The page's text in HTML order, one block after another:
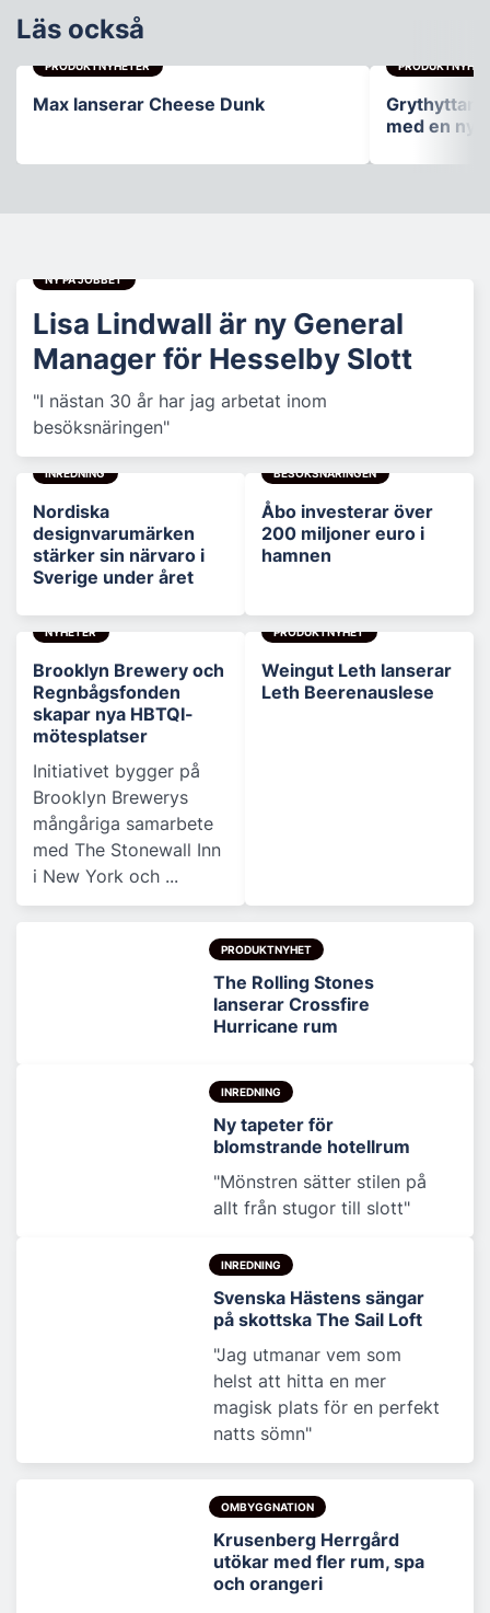
Läs också
PRODUKTNYHETER
Max lanserar Cheese Dunk
Grythyttan
med en ny
NY PÅ JOBBET
Lisa Lindwall är ny General
Manager för Hesselby Slott
"I nästan 30 år har jag arbetat inom
besöksnäringen"
INREDNING
Nordiska
designvarumärken
stärker sin närvaro i
Sverige under året
BESÖKSNÄRINGEN
Åbo investerar över
200 miljoner euro i
hamnen
NYHETER
Brooklyn Brewery och
Regnbågsfonden
skapar nya HBTQI-
mötesplatser
Initiativet bygger på
Brooklyn Brewerys
mångåriga samarbete
med The Stonewall Inn
i New York och ...
PRODUKTNYHET
Weingut Leth lanserar
Leth Beerenauslese
PRODUKTNYHET
The Rolling Stones
lanserar Crossfire
Hurricane rum
INREDNING
Ny tapeter för
blomstrande hotellrum
"Mönstren sätter stilen på
allt från stugor till slott"
INREDNING
Svenska Hästens sängar
på skottska The Sail Loft
"Jag utmanar vem som
helst att hitta en mer
magisk plats för en perfekt
natts sömn"
OMBYGGNATION
Krusenberg Herrgård
utökar med fler rum, spa
och orangeri